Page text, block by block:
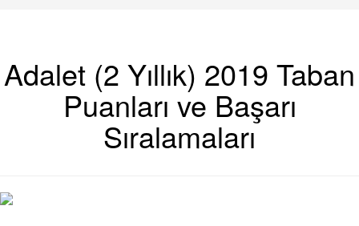
Adalet (2 Yıllık) 2019 Taban
Puanları ve Başarı
Sıralamaları